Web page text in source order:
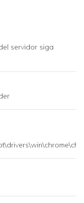
servidor siga